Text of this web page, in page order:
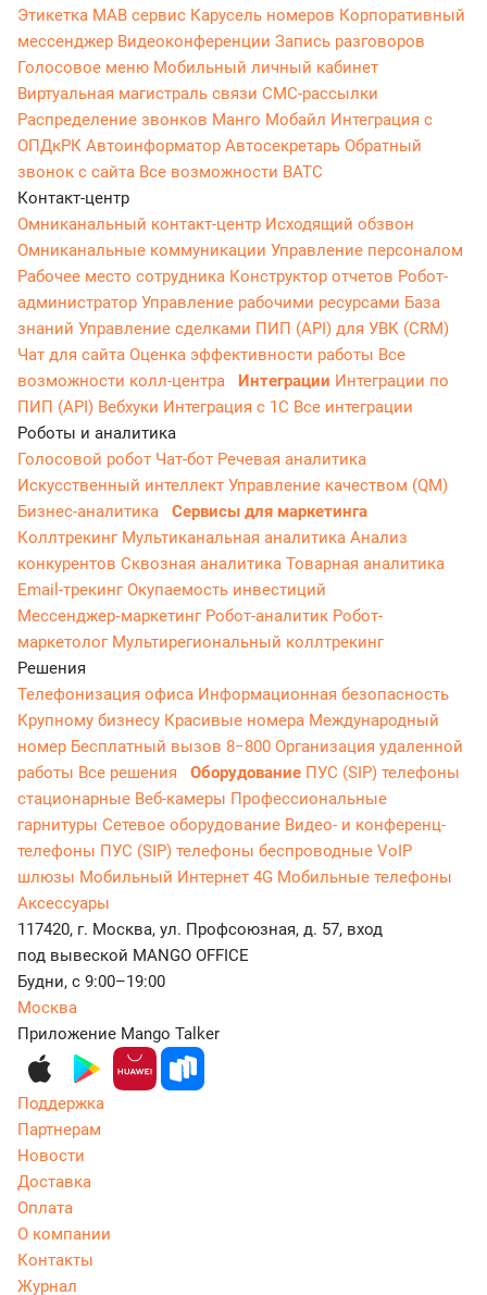
Этикетка МАВ сервис Карусель номеров Корпоративный
мессенджер Видеоконференции Запись разговоров
Голосовое меню Мобильный личный кабинет
Виртуальная магистраль связи СМС-рассылки
Распределение звонков Манго Мобайл Интеграция с
ОПДкРК Автоинформатор Автосекретарь Обратный
звонок с сайта Все возможности ВАТС
Контакт-центр
Омниканальный контакт-центр Исходящий обзвон
Омниканальные коммуникации Управление персоналом
Рабочее место сотрудника Конструктор отчетов Робот-
администратор Управление рабочими ресурсами База
знаний Управление сделками ПИП (API) для УВК (CRM)
Чат для сайта Оценка эффективности работы Все
возможности колл-центра
Интеграции Интеграции по
ПИП (API) Вебхуки Интеграция с 1С Все интеграции
Роботы и аналитика
Голосовой робот Чат-бот Речевая аналитика
Искусственный интеллект Управление качеством (QM)
Бизнес-аналитика
Сервисы для маркетинга
Коллтрекинг Мультиканальная аналитика Анализ
конкурентов Сквозная аналитика Товарная аналитика
Email-трекингОкупаемость инвестиций
Мессенджер‑маркетинг Робот-аналитик Робот-
маркетолог Мультирегиональный коллтрекинг
Решения
Телефонизация офиса Информационная безопасность
Крупному бизнесу Красивые номера Международный
номер Бесплатный вызов 8−800 Организация удаленной
работы Все решения Оборудование ПУС (SIP) телефоны
стационарные Веб-камеры Профессиональные
гарнитуры Сетевое оборудование Видео- и конференц-
телефоны ПУС (SIP) телефоны беспроводные VoIP
шлюзы Мобильный Интернет 4G Мобильные телефоны
Аксессуары
117420, г. Москва, ул. Профсоюзная, д. 57, вход
под вывеской MANGO OFFICE
Будни, с 9:00–19:00
Москва
Приложение Mango Talker
Поддержка
Партнерам
Новости
Доставка
Оплата
О компании
Контакты
Журнал